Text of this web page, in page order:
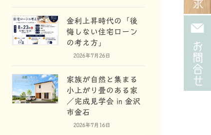
金利上昇時代の「後
悔しない住宅ローン
の考え方」
2026年7月26日
家族が自然と集まる
小上がり畳のある家
／完成見学会 in 金沢
市金石
2026年7月16日